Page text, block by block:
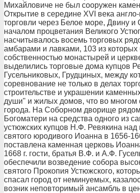
Михайловиче не был сооружен
Открытие в середине XVI века англо-
торговли через Белое море, Двину и
началом процветания Великого
насчитывалось восемь торговых
амбарами и лавками, 103 из
собственностью монастырей и
выделились торговые дома купцов
Гусельниковых, Грудциных, между
соревнование не только в делах
строительстве и украшении
души" и жилых домов, что во многом
города. На Соборном дворище
Богоматери на средства одного из
устюжских купцов Н.Ф. Ревякина над
святого юродивого Иоанна в 1656-
поставлена каменная церковь
1668 г. гости, братья В.Ф. и А.Ф.
обеспечили возведение собора
святого Прокопия Устюжского,
спасал город от неминуемых,
возник неповторимый ансамбль в